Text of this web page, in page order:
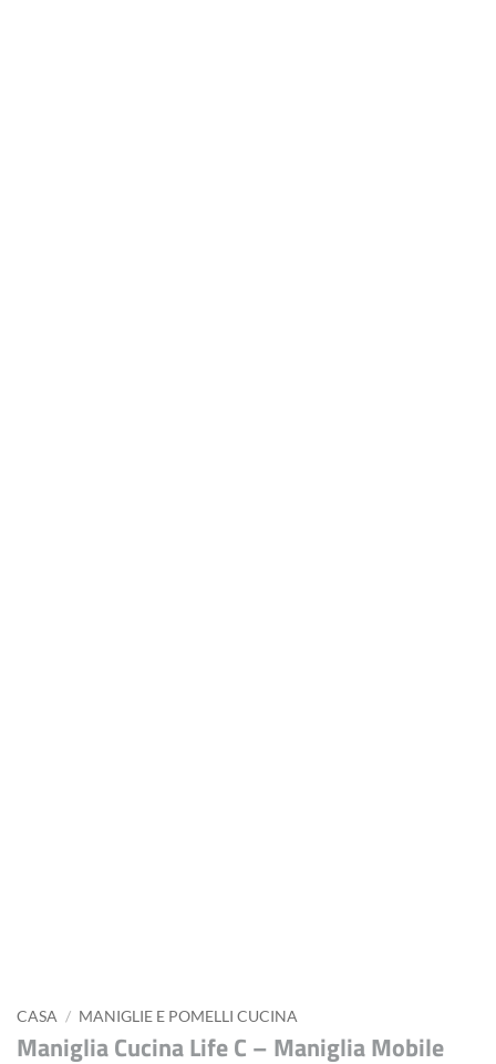
CASA / MANIGLIE E POMELLI CUCINA
Maniglia Cucina Life C – Maniglia Mobile